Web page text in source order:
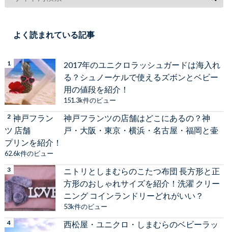
よく読まれている記事
2017年のユニクロラッシュガードは海入れ
る？シュノーケルで使えるズボンとベビー
用の値段を紹介！
151.3k件のビュー
神戸フランツの店舗はどこにあるの？神
戸・大阪・東京・横浜・名古屋・福岡と壷
プリンを紹介！
62.6k件のビュー
ニトリとしまむらのこたつ布団 長方形と正
方形のおしゃれサイズを紹介！洗濯 クリー
ニング コインランドリーどれがいい？
53k件のビュー
西松屋・ユニクロ・しまむらのベビーラッ